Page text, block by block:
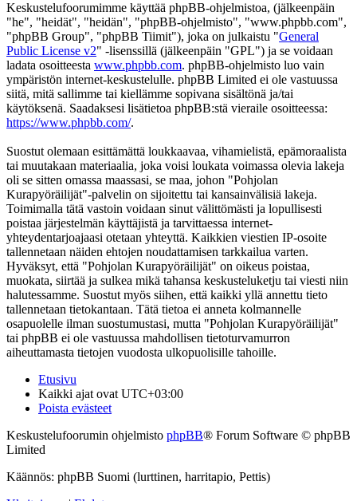
Keskustelufoorumimme käyttää phpBB-ohjelmistoa, (jälkeenpäin
"he", "heidät", "heidän", "phpBB-ohjelmisto", "www.phpbb.com",
"phpBB Group", "phpBB Tiimit"), joka on julkaistu "General
Public License v2" -lisenssillä (jälkeenpäin "GPL") ja se voidaan
ladata osoitteesta www.phpbb.com. phpBB-ohjelmisto luo vain
ympäristön internet-keskustelulle. phpBB Limited ei ole vastuussa
siitä, mitä sallimme tai kiellämme sopivana sisältönä ja/tai
käytöksenä. Saadaksesi lisätietoa phpBB:stä vieraile osoitteessa:
https://www.phpbb.com/.
Suostut olemaan esittämättä loukkaavaa, vihamielistä, epämoraalista
tai muutakaan materiaalia, joka voisi loukata voimassa olevia lakeja
oli se sitten omassa maassasi, se maa, johon "Pohjolan
Kurapyöräilijät"-palvelin on sijoitettu tai kansainvälisiä lakeja.
Toimimalla tätä vastoin voidaan sinut välittömästi ja lopullisesti
poistaa järjestelmän käyttäjistä ja tarvittaessa internet-
yhteydentarjoajaasi otetaan yhteyttä. Kaikkien viestien IP-osoite
tallennetaan näiden ehtojen noudattamisen tarkkailua varten.
Hyväksyt, että "Pohjolan Kurapyöräilijät" on oikeus poistaa,
muokata, siirtää ja sulkea mikä tahansa keskusteluketju tai viesti niin
halutessamme. Suostut myös siihen, että kaikki yllä annettu tieto
tallennetaan tietokantaan. Tätä tietoa ei anneta kolmannelle
osapuolelle ilman suostumustasi, mutta "Pohjolan Kurapyöräilijät"
tai phpBB ei ole vastuussa mahdollisen tietoturvamurron
aiheuttamasta tietojen vuodosta ulkopuolisille tahoille.
Etusivu
Kaikki ajat ovat UTC+03:00
Poista evästeet
Keskustelufoorumin ohjelmisto phpBB® Forum Software © phpBB
Limited
Käännös: phpBB Suomi (lurttinen, harritapio, Pettis)